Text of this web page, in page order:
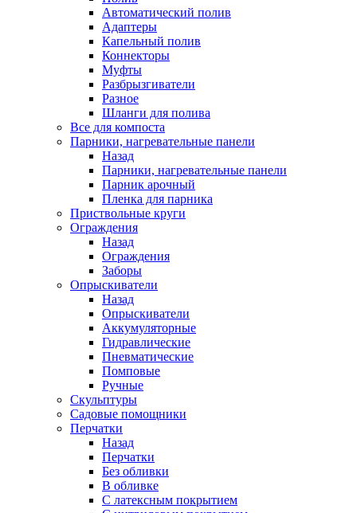
Автоматический полив
Адаптеры
Капельный полив
Коннекторы
Муфты
Разбрызгиватели
Разное
Шланги для полива
Все для компоста
Парники, нагревательные панели
Назад
Парники, нагревательные панели
Парник арочный
Пленка для парника
Приствольные круги
Ограждения
Назад
Ограждения
Заборы
Опрыскиватели
Назад
Опрыскиватели
Аккумуляторные
Гидравлические
Пневматические
Помповые
Ручные
Скульптуры
Садовые помощники
Перчатки
Назад
Перчатки
Без обливки
В обливке
С латексным покрытием